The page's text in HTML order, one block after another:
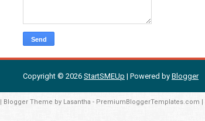
Copyright © 2026 StartSMEUp | Powered by Blogger
| Blogger Theme by Lasantha - PremiumBloggerTemplates.com |